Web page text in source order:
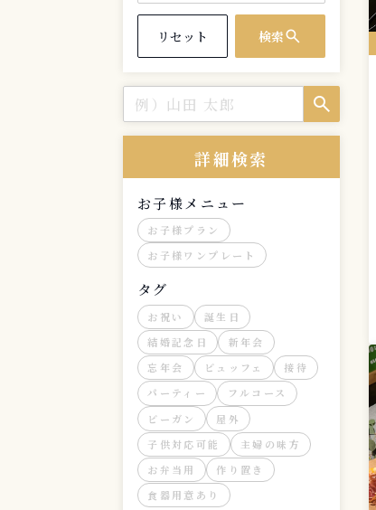
リセット 検索search
search
詳細検索
お子様メニュー
お子様プラン
お子様ワンプレート
タグ
お祝い
誕生日
結婚記念日
新年会
忘年会
ビュッフェ
接待
パーティー
フルコース
ビーガン
屋外
子供対応可能
主婦の味方
お弁当用
作り置き
食器用意あり